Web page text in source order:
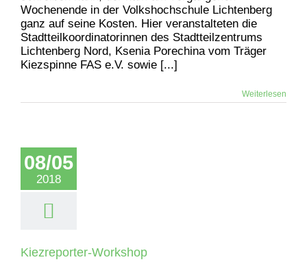
Wochenende in der Volkshochschule Lichtenberg
ganz auf seine Kosten. Hier veranstalteten die
Stadtteilkoordinatorinnen des Stadtteilzentrums
Lichtenberg Nord, Ksenia Porechina vom Träger
Kiezspinne FAS e.V. sowie [...]
Weiterlesen
08/05
2018
Kiezreporter-Workshop